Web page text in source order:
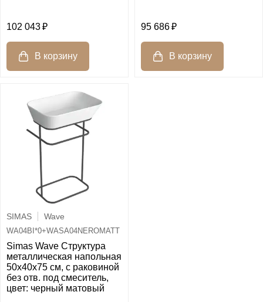
102 043 95 686
SIMAS Wave
WA04BI*0+WASA04NEROMATT
Simas Wave Структура
металлическая напольная
50х40х75 см, с раковиной
без отв. под смеситель,
цвет: черный матовый